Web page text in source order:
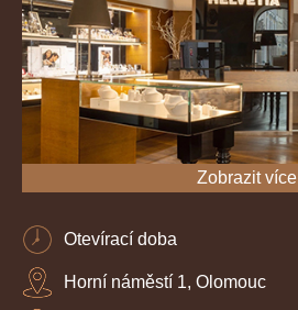
Zobrazit více
Otevírací doba
Horní náměstí 1, Olomouc